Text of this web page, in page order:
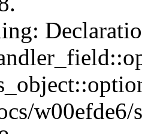
w00efde6/